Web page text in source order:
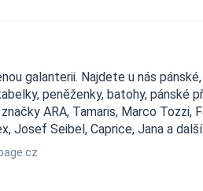
galanterii. Najdete u nás pánské,
peněženky, batohy, pánské
ARA, Tamaris, Marco Tozzi,
Josef Seibel, Caprice, Jana a